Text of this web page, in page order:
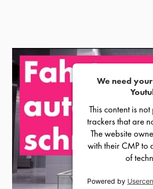
We need
This content is
trackers that are
The website
with their CMP to
of
Powered by